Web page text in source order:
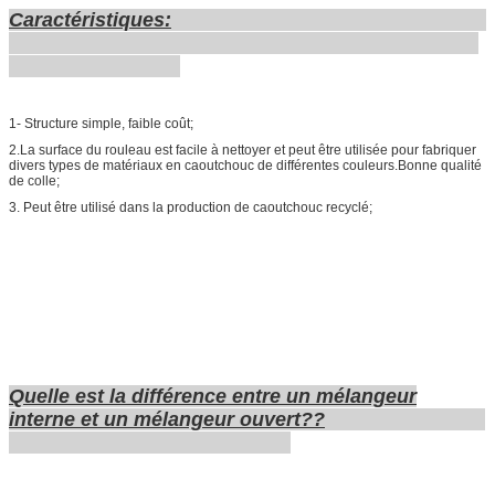
Caractéristiques:
1- Structure simple, faible coût;
2.La surface du rouleau est facile à nettoyer et peut être utilisée pour fabriquer
divers types de matériaux en caoutchouc de différentes couleurs.Bonne qualité
de colle;
3. Peut être utilisé dans la production de caoutchouc recyclé;
Quelle est la différence entre un mélangeur
interne et un mélangeur ouvert??